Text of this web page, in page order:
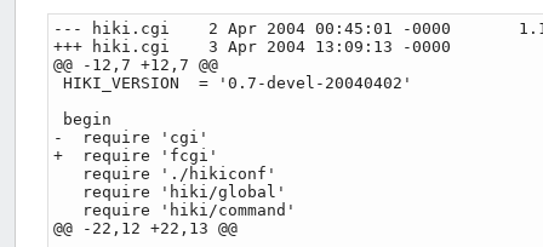
--- hiki.cgi    2 Apr 2004 00:45:01 -0000
+++ hiki.cgi    3 Apr 2004 13:09:13 -0000
@@ -12,7 +12,7 @@
HIKI_VERSION  = '0.7-devel-20040402'
begin
-  require 'cgi'
+  require 'fcgi'
   require './hikiconf'
   require 'hiki/global'
   require 'hiki/command'
@@ -22,12 +22,13 @@